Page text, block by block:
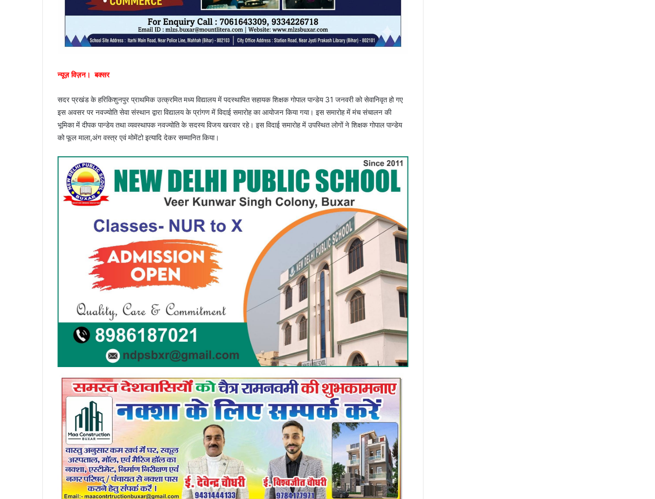
न्यूज़ विज़न। बक्सर
सदर प्रखंड के हरिकिशुनपुर प्राथमिक उत्क्रमित मध्य विद्यालय में पदस्थापित सहायक शिक्षक गोपाल पान्डेय 31 जनवरी को सेवानिवृत हो गए
इस अवसर पर नवज्योति सेवा संस्थान द्वारा विद्यालय के प्रांगण में विदाई समारोह का आयोजन किया गया। इस समारोह में मंच संचालन की
भूमिका में दीपक पान्डेय तथा व्यवस्थापक नवज्योति के सदस्य विजय खरवार रहे। इस विदाई समारोह में उपस्थित लोगों ने शिक्षक गोपाल पान्डेय
को फूल माला,अंग वस्त्र एवं मोमेंटो इत्यादि देकर सम्मानित किया।